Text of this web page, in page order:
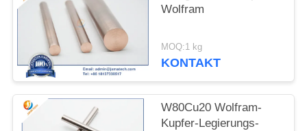
SITEMAP
PRIVACY
POLICY
Wolfram
MOQ:1 kg
KONTAKT
W80Cu20 Wolfram-
Kupfer-Legierungs-